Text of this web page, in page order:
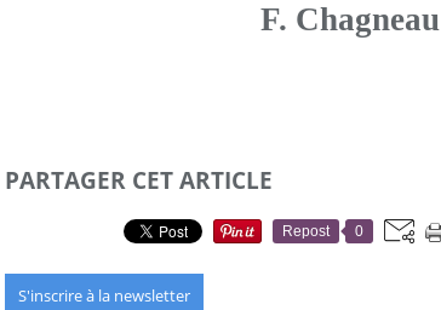
F. Chagneau
PARTAGER CET ARTICLE
Repost 0
S'inscrire à la newsletter